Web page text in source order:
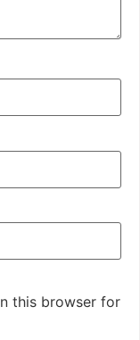
this browser for